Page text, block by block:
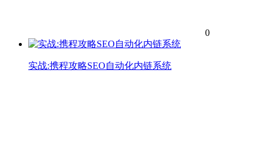
0
实战:携程攻略SEO自动化内链系统